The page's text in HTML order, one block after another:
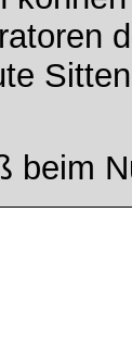
beim